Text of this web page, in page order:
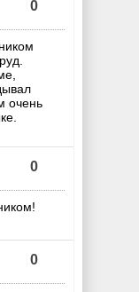
0
очень
0
0